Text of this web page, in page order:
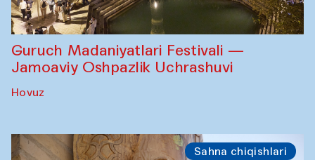
Guruch Madaniyatlari Festivali —
Jamoaviy Oshpazlik Uchrashuvi
Hovuz
Sahna chiqishlari